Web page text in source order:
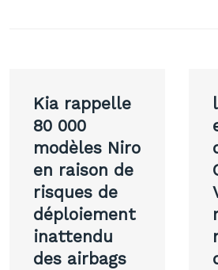
de
l’article
Kia rappelle
80 000
modèles Niro
en raison de
risques de
déploiement
inattendu
des airbags